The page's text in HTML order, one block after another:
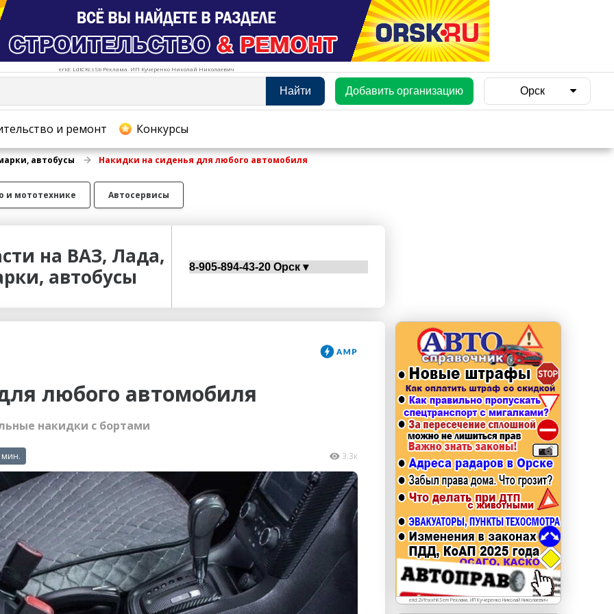
erid: LdtCKcsSb Реклама. ИП Кучеренко Николай Николаевич
Найти Добавить организацию Орск
и ремонт Конкурсы
erid: LdtCKJjWj Реклама. ИП Кучеренко Николай
Николаевич
автобусы Накидки на сиденья для любого автомобиля
и мототехнике Автосервисы
на ВАЗ, Лада,
автобусы
любого автомобиля
накидки с бортами
мин. 3.3к
erid:2VfnxxhKSem Реклама. ИП Кучеренко Николай Николаевич